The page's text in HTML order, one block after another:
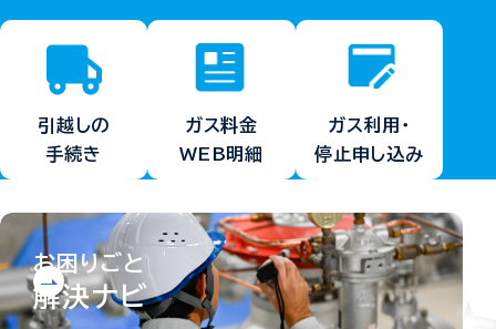
引越しの
手続き
ガス料金
WEB明細
ガス利用・
停止申し込み
お困りごと
解決ナビ